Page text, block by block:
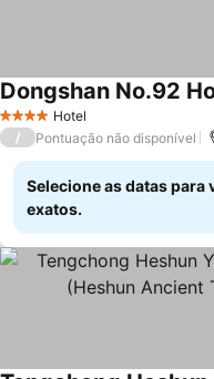
4 EstrelasHotel
Dongshan No.92
/ Pontuação não disponível
Selecione as datas para
exatos.